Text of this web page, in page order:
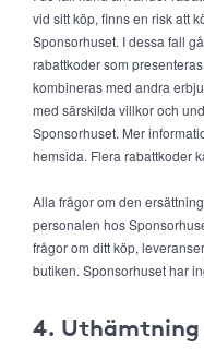
vid sitt köp, finns en risk att
Sponsorhuset. I dessa fall
rabattkoder som
kombineras med andra
med särskilda villkor och
Sponsorhuset. Mer
hemsida. Flera rabattkoder
Alla frågor om den
personalen hos
frågor om ditt köp,
butiken. Sponsorhuset har
4. Uthämtning